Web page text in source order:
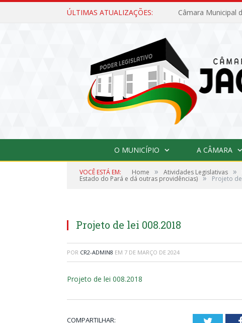
ÚLTIMAS ATUALIZAÇÕES:
O MUNICÍPIO A CÂMARA
VOCÊ ESTÁ EM: Home » Atividades Legislativas »
Estado do Pará e dá outras providências) » Projeto
Projeto de lei 008.2018
POR CR2-ADMIN8 EM 7 DE MARÇO DE 2024
Projeto de lei 008.2018
COMPARTILHAR: Twitter